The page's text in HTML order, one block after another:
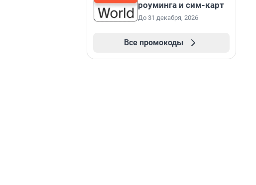
роуминга и сим-карт
До 31 декабря, 2026
Все промокоды